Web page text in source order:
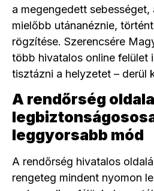
a megengedett sebességet,
mielőbb utánanéznie,
rögzítése. Szerencsére
több hivatalos online felület
tisztázni a helyzetet – derül
A rendőrség
leggyorsabb mód
A rendőrség hivatalos
rengeteg mindent nyomon